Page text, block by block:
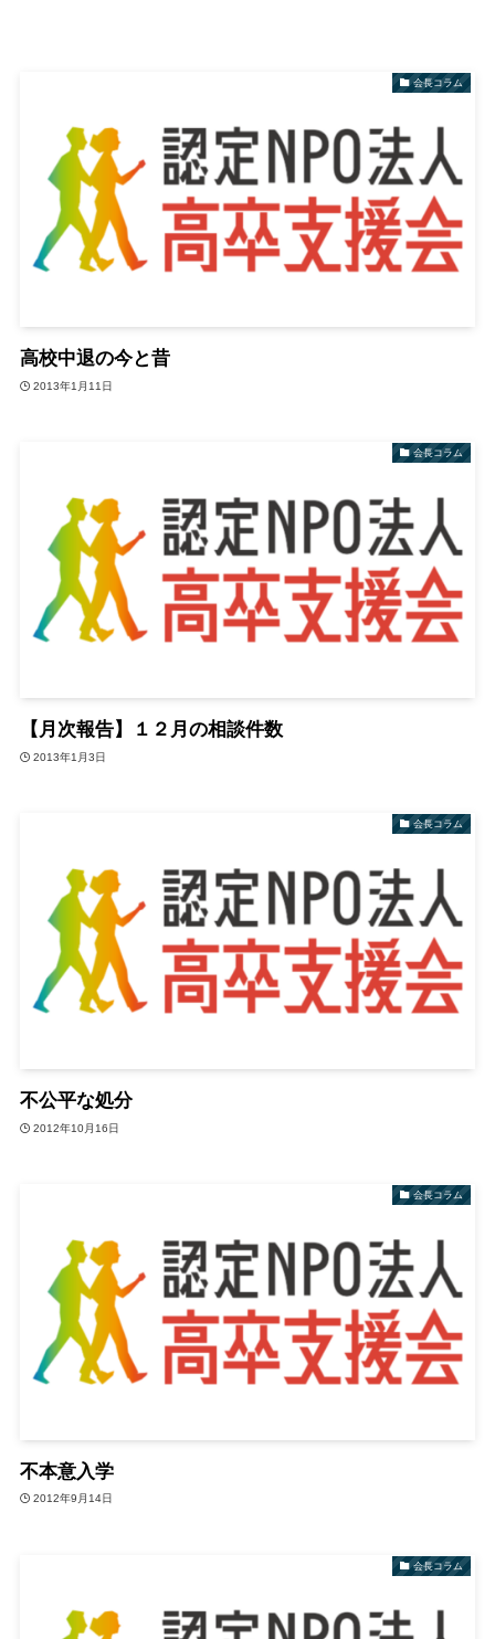
会長コラム
高校中退の今と昔
2013年1月11日
会長コラム
【月次報告】１２月の相談件数
2013年1月3日
会長コラム
不公平な処分
2012年10月16日
会長コラム
不本意入学
2012年9月14日
会長コラム